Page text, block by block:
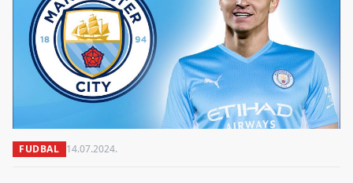
FUDBAL 14.07.2024.